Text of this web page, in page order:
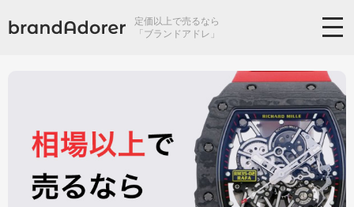
定価以上で売るなら
「ブランドアドレ」